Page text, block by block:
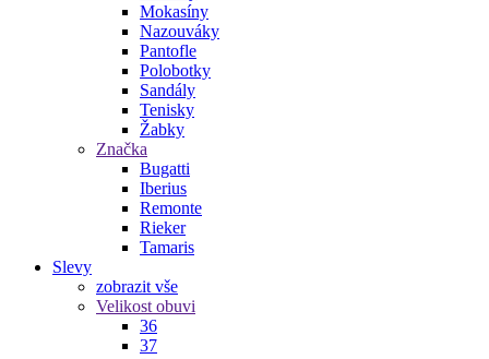
Mokasíny
Nazouváky
Pantofle
Polobotky
Sandály
Tenisky
Žabky
Značka
Bugatti
Iberius
Remonte
Rieker
Tamaris
Slevy
zobrazit vše
Velikost obuvi
36
37